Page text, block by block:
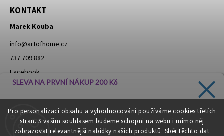
Pro personalizaci obsahu a vyhodnocování používáme cookies třetích
stran. S vaším souhlasem budeme schopni na webu i mimo něj
zobrazovat relevantnější nabídky našich produktů. Sběr těchto dat
KONTAKT
Marek Kouba
info@artofhome.cz
737 709 882
Facebook
Instagram
Moje objednávka - odstoupení od smlouvy
SLEVA NA PRVNÍ NÁKUP 200 Kč
slevách přímo do vaší schránky!